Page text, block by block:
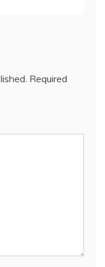
Required